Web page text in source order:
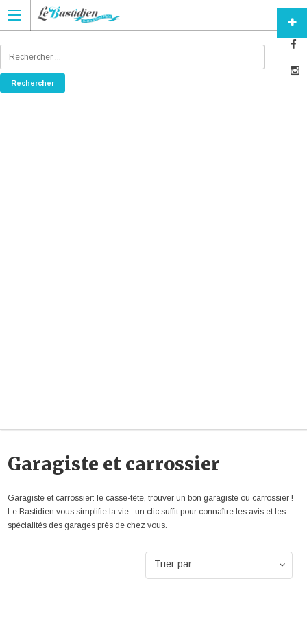
Garagiste et carrossier
Garagiste et carrossier: le casse-tête, trouver un bon garagiste ou carrossier !
Le Bastidien vous simplifie la vie : un clic suffit pour connaître les avis et les
spécialités des garages près de chez vous.
Trier par